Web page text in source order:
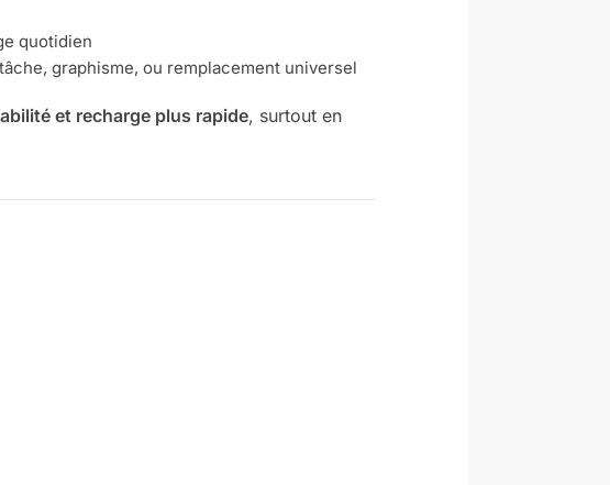
quotidien
graphisme, ou remplacement universel
et recharge plus rapide, surtout en